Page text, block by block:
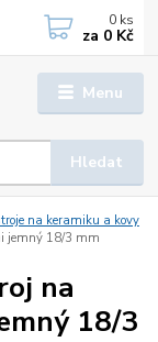
Menu
Hledat
0 ks
za 0 Kč
na keramiku a kovy
jemný 18/3 mm
na
18/3